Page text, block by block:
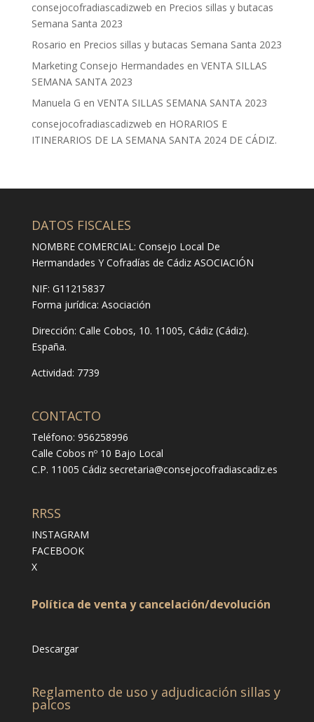
consejocofradiascadizweb en Precios sillas y butacas
Semana Santa 2023
Rosario en Precios sillas y butacas Semana Santa 2023
Marketing Consejo Hermandades en VENTA SILLAS
SEMANA SANTA 2023
Manuela G en VENTA SILLAS SEMANA SANTA 2023
consejocofradiascadizweb en HORARIOS E
ITINERARIOS DE LA SEMANA SANTA 2024 DE CÁDIZ.
DATOS FISCALES
NOMBRE COMERCIAL: Consejo Local De
Hermandades Y Cofradías de Cádiz ASOCIACIÓN
NIF: G11215837
Forma jurídica: Asociación
Dirección: Calle Cobos, 10. 11005, Cádiz (Cádiz).
España.
Actividad: 7739
CONTACTO
Teléfono: 956258996
Calle Cobos nº 10 Bajo Local
C.P. 11005 Cádiz secretaria@consejocofradiascadiz.es
RRSS
INSTAGRAM
FACEBOOK
X
Política de venta y cancelación/devolución
Descargar
Reglamento de uso y adjudicación sillas y
palcos